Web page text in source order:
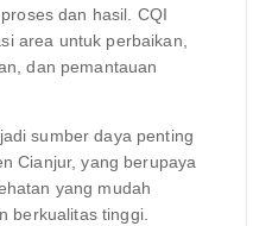
dan hasil. CQI
area untuk perbaikan,
dan pemantauan
sumber daya penting
Cianjur, yang berupaya
yang mudah
berkualitas tinggi.